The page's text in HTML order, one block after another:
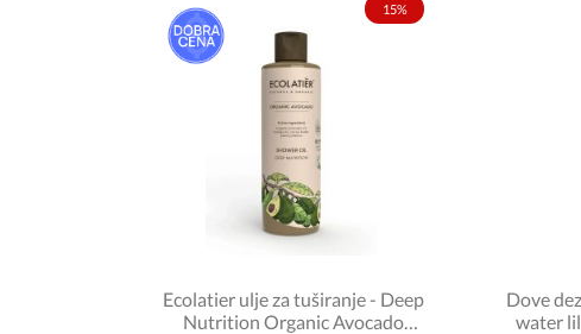
15%
Ecolatier ulje za tuširanje - Deep
Nutrition Organic Avocado
Dove
water